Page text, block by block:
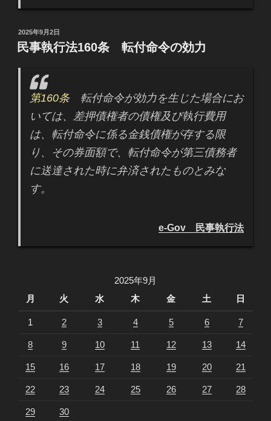
投
稿
日:
2025年9月2日
民事執行法160条 転付命令の効力
第160条転付命令が効力を生じた場合にお
いては、差押債権者の債権及び執行費用
は、転付命令に係る金銭債権が存する限
り、その券面額で、転付命令が第三債務者
に送達された時に弁済されたものとみな
す。
e-Gov 民事執行法
2025年9月
月
火 水 木 金 土 日
1 2 3 4 5 6 7
8 9 10 11 12 13 14
15 16 17 18 19 20 21
22 23 24 25 26 27 28
29 30